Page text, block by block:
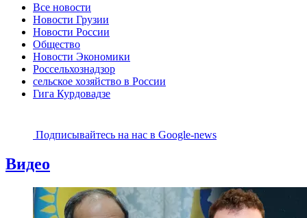
Все новости
Новости Грузии
Новости России
Общество
Новости Экономики
Россельхознадзор
сельское хозяйство в России
Гига Курдовадзе
Подписывайтесь на наc в Google-news
Видео